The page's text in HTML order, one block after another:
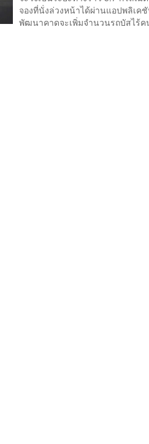
จองที่นั่งล่วงหน้าได้ผ่านแอปพลิเค
พัฒนาคาดจะเพิ่มจำนวนรถบัสไร้